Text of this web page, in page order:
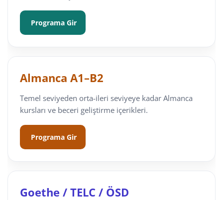
Programa Gir
Almanca A1–B2
Temel seviyeden orta-ileri seviyeye kadar Almanca
kursları ve beceri geliştirme içerikleri.
Programa Gir
Goethe / TELC / ÖSD